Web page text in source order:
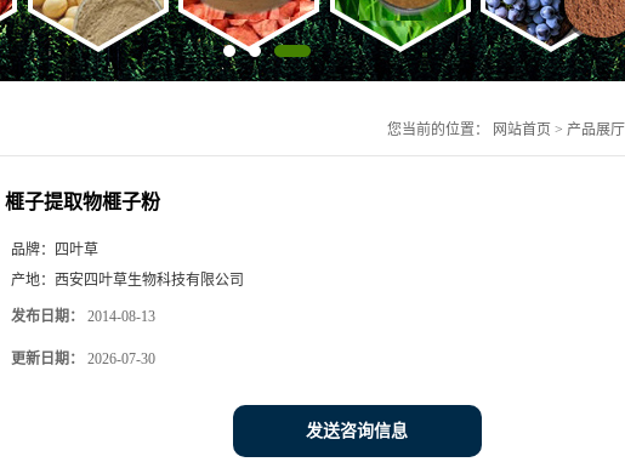
您当前的位置： 网站首页 > 产品展厅
榧子提取物榧子粉
品牌：
四叶草
产地： 西安四叶草生物科技有限公司
发布日期： 2014-08-13
更新日期： 2026-07-30
发送咨询信息